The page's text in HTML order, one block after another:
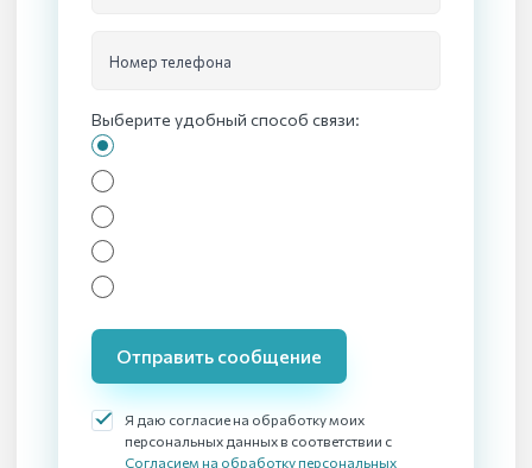
Номер телефона
Выберите удобный способ связи:
Отправить сообщение
Я даю согласие на обработку моих
персональных данных в соответствии с
Согласием на обработку персональных